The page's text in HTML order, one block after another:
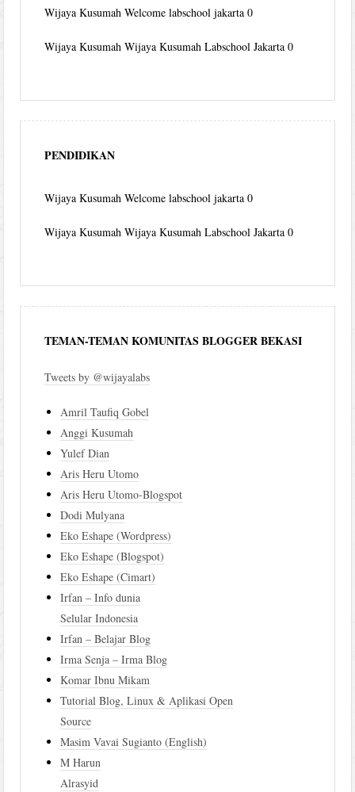
Wijaya Kusumah Welcome labschool jakarta 0
Wijaya Kusumah Wijaya Kusumah Labschool Jakarta 0
PENDIDIKAN
Wijaya Kusumah Welcome labschool jakarta 0
Wijaya Kusumah Wijaya Kusumah Labschool Jakarta 0
TEMAN-TEMAN KOMUNITAS BLOGGER BEKASI
Tweets by @wijayalabs
Amril Taufiq Gobel
Anggi Kusumah
Yulef Dian
Aris Heru Utomo
Aris Heru Utomo-Blogspot
Dodi Mulyana
Eko Eshape (Wordpress)
Eko Eshape (Blogspot)
Eko Eshape (Cimart)
Irfan – Info dunia
Selular Indonesia
Irfan – Belajar Blog
Irma Senja – Irma Blog
Komar Ibnu Mikam
Tutorial Blog, Linux & Aplikasi Open
Source
Masim Vavai Sugianto (English)
M Harun
Alrasyid